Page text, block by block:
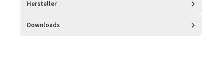
Hersteller
Downloads